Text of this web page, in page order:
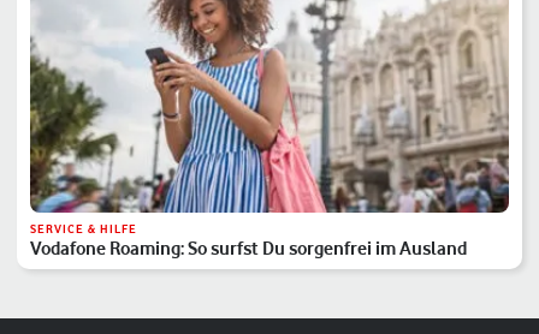
SERVICE & HILFE
Vodafone Roaming: So surfst Du sorgenfrei im Ausland